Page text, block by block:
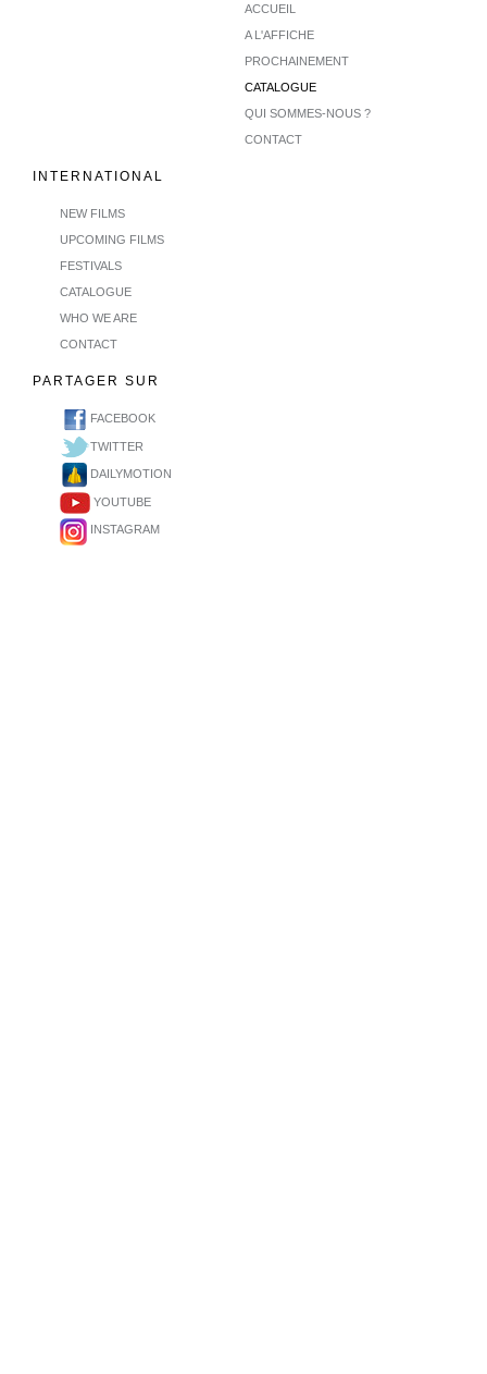
ACCUEIL
A L'AFFICHE
PROCHAINEMENT
CATALOGUE
QUI SOMMES-NOUS ?
CONTACT
INTERNATIONAL
NEW FILMS
UPCOMING FILMS
FESTIVALS
CATALOGUE
WHO WE ARE
CONTACT
PARTAGER SUR
FACEBOOK
TWITTER
DAILYMOTION
YOUTUBE
INSTAGRAM